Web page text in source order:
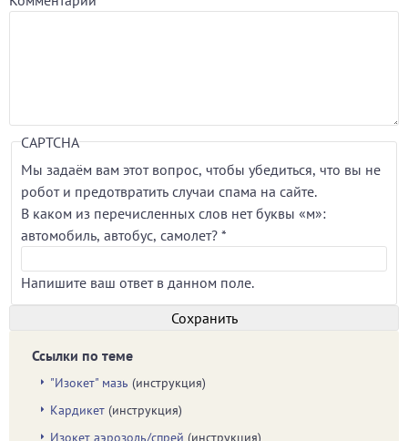
CAPTCHA
Мы задаём вам этот вопрос, чтобы убедиться, что вы не
робот и предотвратить случаи спама на сайте.
В каком из перечисленных слов нет буквы «м»:
автомобиль, автобус, самолет? *
Напишите ваш ответ в данном поле.
Ссылки по теме
"Изокет" мазь (инструкция)
Кардикет (инструкция)
Изокет аэрозоль/спрей (инструкция)